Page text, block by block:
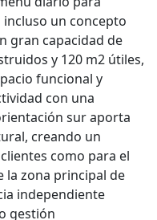
un concepto
gran capacidad de
y 120 m2 útiles,
funcional y
con una
sur aporta
creando un
como para el
la zona principal de
independiente
gestión